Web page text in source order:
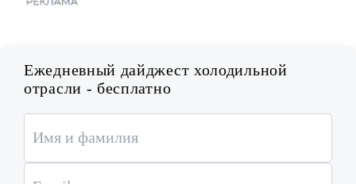
Ежедневный дайджест холодильной
отрасли - бесплатно